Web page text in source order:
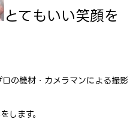
とてもいい笑顔を
の機材・カメラマンによる撮影
します。